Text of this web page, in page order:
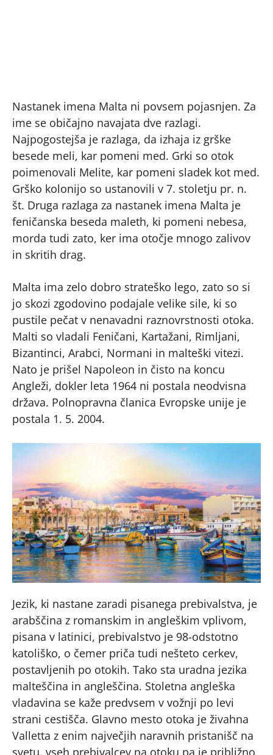
Nastanek imena Malta ni povsem pojasnjen. Za
ime se običajno navajata dve razlagi.
Najpogostejša je razlaga, da izhaja iz grške
besede meli, kar pomeni med. Grki so otok
poimenovali Melite, kar pomeni sladek kot med.
Grško kolonijo so ustanovili v 7. stoletju pr. n.
št. Druga razlaga za nastanek imena Malta je
feničanska beseda maleth, ki pomeni nebesa,
morda tudi zato, ker ima otočje mnogo zalivov
in skritih drag.
Malta ima zelo dobro strateško lego, zato so si
jo skozi zgodovino podajale velike sile, ki so
pustile pečat v nenavadni raznovrstnosti otoka.
Malti so vladali Feničani, Kartažani, Rimljani,
Bizantinci, Arabci, Normani in malteški vitezi.
Nato je prišel Napoleon in čisto na koncu
Angleži, dokler leta 1964 ni postala neodvisna
država. Polnopravna članica Evropske unije je
postala 1. 5. 2004.
Jezik, ki nastane zaradi pisanega prebivalstva, je
arabščina z romanskim in angleškim vplivom,
pisana v latinici, prebivalstvo je 98-odstotno
katoliško, o čemer priča tudi nešteto cerkev,
postavljenih po otokih. Tako sta uradna jezika
malteščina in angleščina. Stoletna angleška
vladavina se kaže predvsem v vožnji po levi
strani cestišča. Glavno mesto otoka je živahna
Valletta z enim največjih naravnih pristanišč na